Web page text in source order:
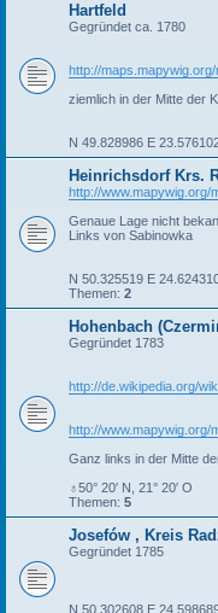
Hartfeld
Gegründet ca. 1780
http://
ziemlich in der Mitte der
N 49.828986 E
Heinrichsdorf Krs.
http://www.mapywig.org/
Genaue Lage nicht
Links von Sabinowka
N 50.325519 E
Themen: 2
Hohenbach
Gegründet 1783
http://de.wikipedia.org/
http://www.mapywig.org/
Ganz links in der Mitte
♁50° 20′ N, 21° 20′ O
Themen: 5
Josefów , Kreis
Gegründet 1785
N 50.302608 E